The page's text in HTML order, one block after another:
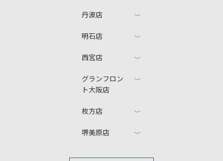
丹波店
明石店
西宮店
グランフロン
ト大阪店
枚方店
堺美原店